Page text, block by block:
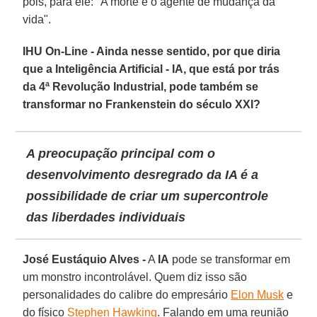
vida".
IHU On-Line - Ainda nesse sentido, por que diria
que a Inteligência Artificial - IA, que está por trás
da 4ª Revolução Industrial, pode também se
transformar no Frankenstein do século XXI?
A preocupação principal com o
desenvolvimento desregrado da IA é a
possibilidade de criar um supercontrole
das liberdades individuais
José Eustáquio Alves -A IA pode se transformar em
um monstro incontrolável. Quem diz isso são
personalidades do calibre do empresário Elon Musk e
do físico Stephen Hawking. Falando em uma reunião